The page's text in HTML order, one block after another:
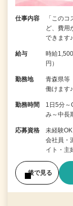
仕事内容
「この
ど、費用
できます
給与
時給
円）
勤務地
青森県等
働けます♪
勤務時間
1日5分
み～中長
応募資格
未経験
会社員・
イト・主
後で見る